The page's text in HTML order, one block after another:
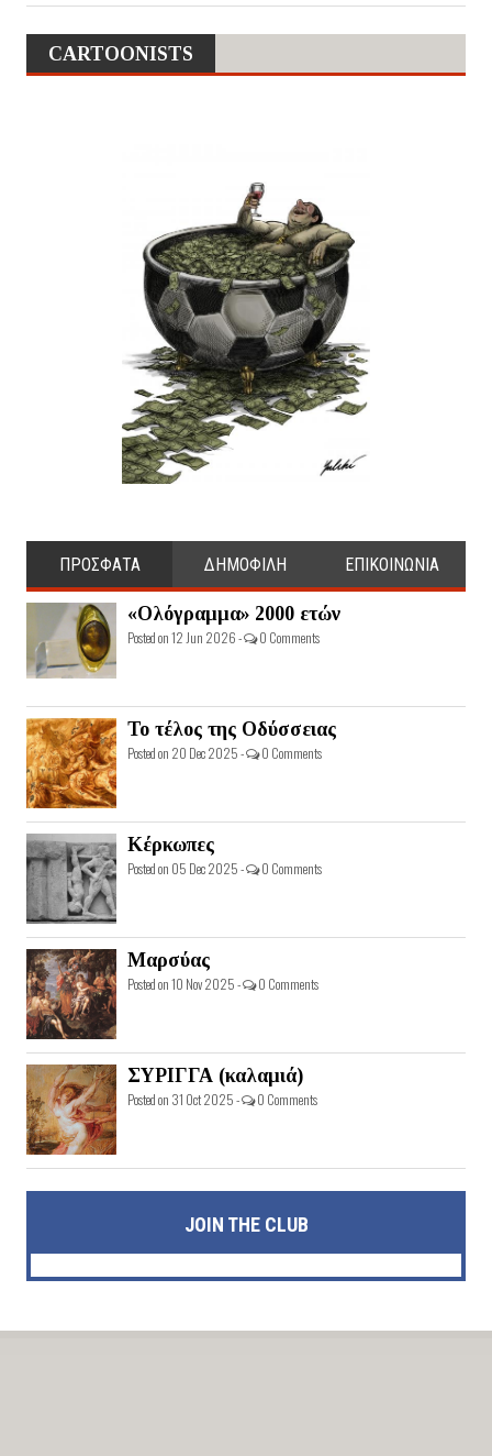
CARTOONISTS
ΠΡΟΣΦΑΤΑ ΔΗΜΟΦΙΛΗ ΕΠΙΚΟΙΝΩΝΙΑ
«Ολόγραμμα» 2000 ετών
Posted on 12 Jun 2026 - 0 Comments
Το τέλος της Οδύσσειας
Posted on 20 Dec 2025 - 0 Comments
Κέρκωπες
Posted on 05 Dec 2025 - 0 Comments
Μαρσύας
Posted on 10 Nov 2025 - 0 Comments
ΣΥΡΙΓΓΑ (καλαμιά)
Posted on 31 Oct 2025 - 0 Comments
JOIN THE CLUB